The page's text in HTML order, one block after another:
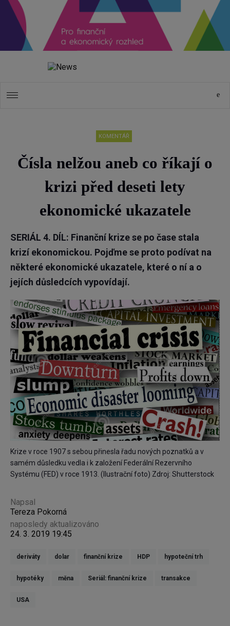
KOMENTÁŘ
Čísla nelžou aneb co říkají o
krizi před deseti lety
ekonomické ukazatele
SERIÁL 4. DÍL: Finanční krize se po čase stala
krizí ekonomickou. Pojďme se proto podívat na
některé ekonomické ukazatele, které o ní a o
jejích důsledcích vypovídají.
Krize v roce 1907 s sebou přinesla řadu nových poznatků a v
samém důsledku vedla i k založení Federální Rezervního
Systému (FED) v roce 1913. (Ilustrační foto) Zdroj: Shutterstock
Napsal
Tereza Pokorná
naposledy aktualizováno
24. 3. 2019 19:45
deriváty dolar finanční krize HDP hypoteční trh
hypotéky měna Seriál: finanční krize transakce
USA